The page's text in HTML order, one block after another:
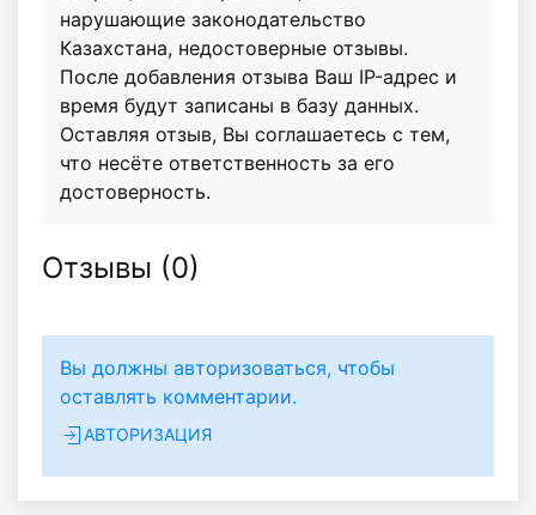
нарушающие законодательство
Казахстана, недостоверные отзывы.
После добавления отзыва Ваш IP-адрес и
время будут записаны в базу данных.
Оставляя отзыв, Вы соглашаетесь с тем,
что несёте ответственность за его
достоверность.
Отзывы (0)
Вы должны авторизоваться, чтобы
оставлять комментарии.
АВТОРИЗАЦИЯ